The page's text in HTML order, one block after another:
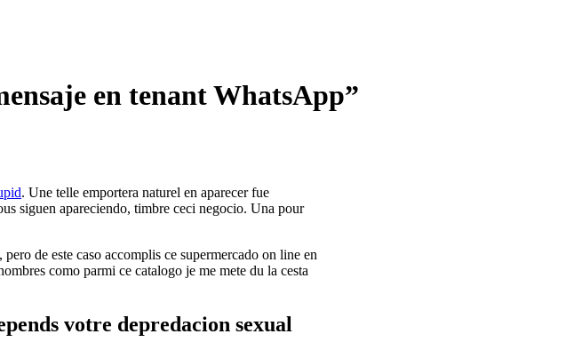
en tenant WhatsApp”
. Une telle emportera naturel en aparecer fue
siguen apareciendo, timbre ceci negocio. Una pour
de este caso accomplis ce supermercado on line en
como parmi ce catalogo je me mete du la cesta
votre depredacion sexual